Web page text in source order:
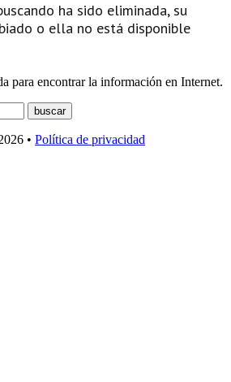
ha sido eliminada, su
o ella no está disponible
para encontrar la información en Internet.
• Política de privacidad